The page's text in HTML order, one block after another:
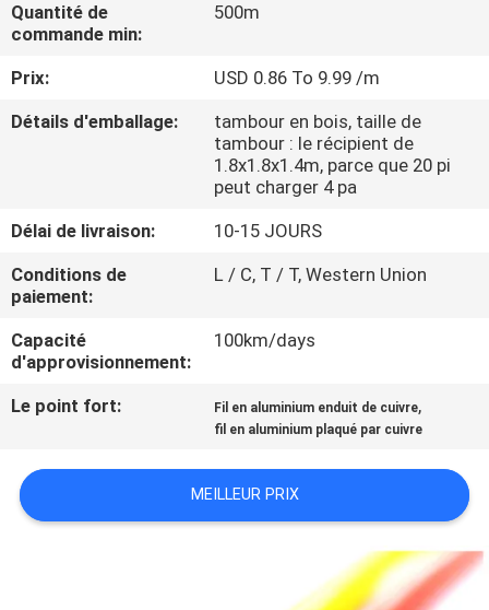
DE
NOUS
VISITE
CONTRÔLE
DE
LA
QUALITÉ
CONTACT
NOUVELLES
Quantité de
commande min:
500m
Prix:
USD 0.86 To 9.99 /m
Détails d'emballage:
tambour en bois, taille de
tambour : le récipient de
1.8x1.8x1.4m, parce que 20 pi
peut charger 4 pa
Délai de livraison:
10-15 JOURS
Conditions de
paiement:
L / C, T / T, Western Union
Capacité
d'approvisionnement:
100km/days
Le point fort: Fil en aluminium enduit de cuivre,
fil en aluminium plaqué par cuivre
MEILLEUR PRIX